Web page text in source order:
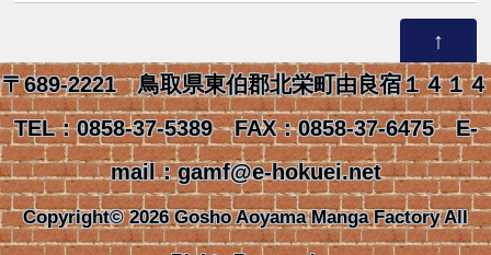
↑
〒689-2221 鳥取県東伯郡北栄町由良宿１４１４
TEL：0858-37-5389 FAX：0858-37-6475 E-
mail：gamf@e-hokuei.net
Copyright© 2026 Gosho Aoyama Manga Factory All